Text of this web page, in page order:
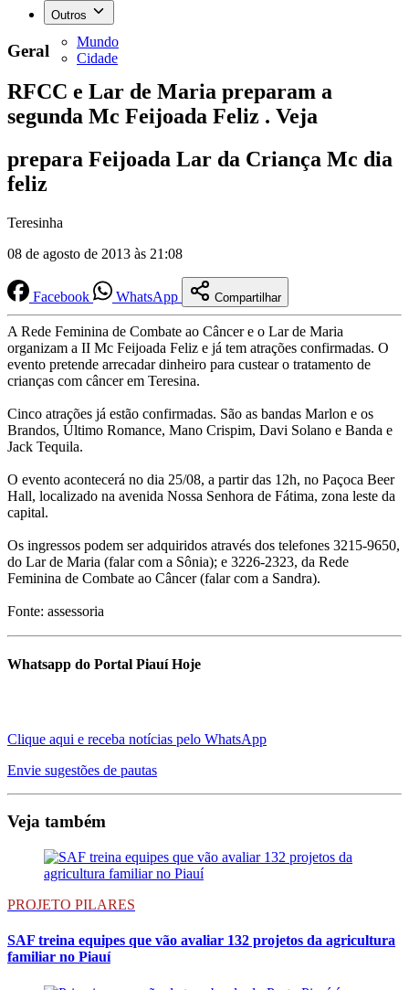
Outros
Mundo
Cidade
Geral
RFCC e Lar de Maria preparam a
segunda Mc Feijoada Feliz . Veja
prepara Feijoada Lar da Criança Mc dia
feliz
Teresinha
08 de agosto de 2013 às 21:08
Facebook WhatsApp Compartilhar
A Rede Feminina de Combate ao Câncer e o Lar de Maria
organizam a II Mc Feijoada Feliz e já tem atrações confirmadas. O
evento pretende arrecadar dinheiro para custear o tratamento de
crianças com câncer em Teresina.
Cinco atrações já estão confirmadas. São as bandas Marlon e os
Brandos, Último Romance, Mano Crispim, Davi Solano e Banda e
Jack Tequila.
O evento acontecerá no dia 25/08, a partir das 12h, no Paçoca Beer
Hall, localizado na avenida Nossa Senhora de Fátima, zona leste da
capital.
Os ingressos podem ser adquiridos através dos telefones 3215-9650,
do Lar de Maria (falar com a Sônia); e 3226-2323, da Rede
Feminina de Combate ao Câncer (falar com a Sandra).
Fonte: assessoria
Whatsapp do Portal Piauí Hoje
Clique aqui e receba notícias pelo WhatsApp
Envie sugestões de pautas
Veja também
PROJETO PILARES
SAF treina equipes que vão avaliar 132 projetos da agricultura
familiar no Piauí